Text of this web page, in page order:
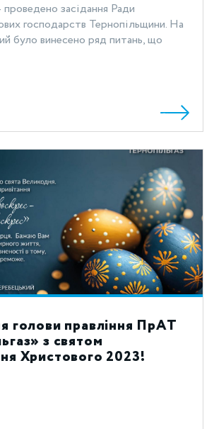
засідання Ради
господарств Тернопільщини. На
було винесено ряд питань, що
голови правління ПрАТ
з святом
Христового 2023!